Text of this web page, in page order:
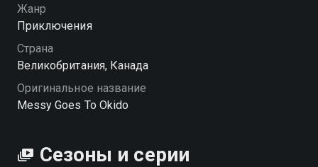
Жанр
Приключения
Страна
Великобритания, Канада
Оригинальное название
Messy Goes To Okido
Сезоны и серии